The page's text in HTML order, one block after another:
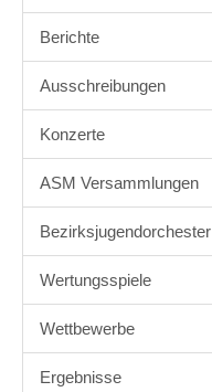
Berichte
Ausschreibungen
Konzerte
ASM Versammlungen
Bezirksjugendorchester
Wertungsspiele
Wettbewerbe
Ergebnisse